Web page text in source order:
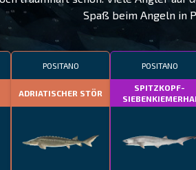
Spaß beim Angeln in
POSITANO
ADRIATISCHER STÖR
POSITANO
SPITZKOPF-
SIEBENKIEMERHAI